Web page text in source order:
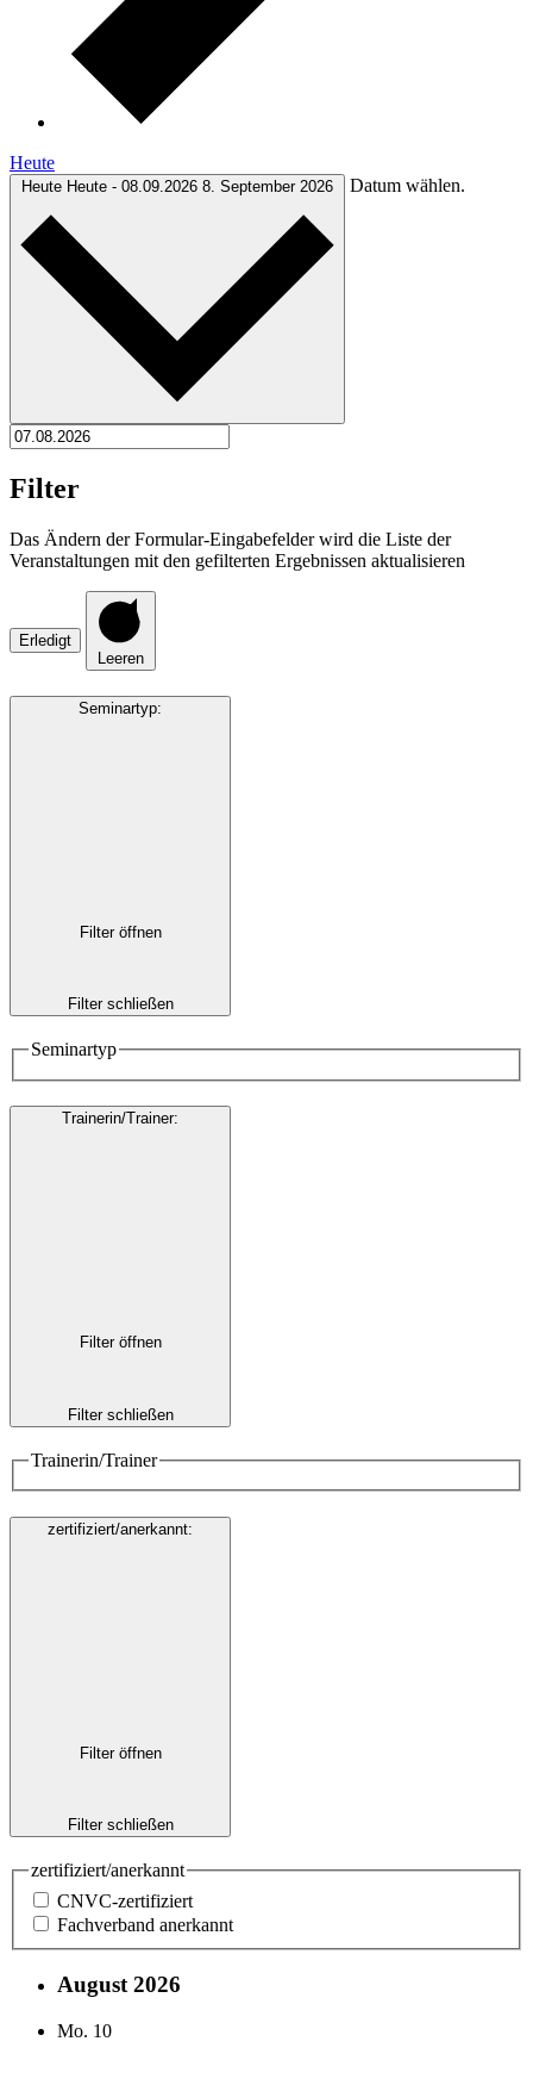
Heute
Heute Heute - 08.09.2026 8. September 2026 Datum wählen.
Filter
Das Ändern der Formular-Eingabefelder wird die Liste der
Veranstaltungen mit den gefilterten Ergebnissen aktualisieren
Erledigt
Leeren
Seminartyp:
Filter öffnen
Filter schließen
Seminartyp
Trainerin/Trainer:
Filter öffnen
Filter schließen
Trainerin/Trainer
zertifiziert/anerkannt:
Filter öffnen
Filter schließen
zertifiziert/anerkannt
CNVC-zertifiziert
Fachverband anerkannt
August 2026
Mo. 10